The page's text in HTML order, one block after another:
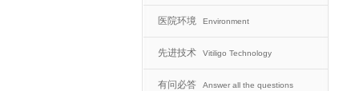
医院环境 Environment
先进技术 Vitiligo Technology
有问必答 Answer all the questions